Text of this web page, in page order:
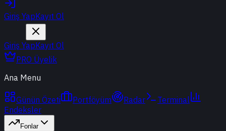
Giriş YapKayıt Ol
Giriş YapKayıt Ol
PRO Üyelik
Ana Menu
Günün Özeti Portföyüm Radar
Terminal
Endeksler
Fonlar